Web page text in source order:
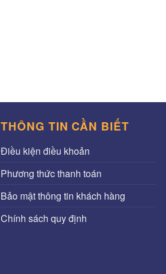
THÔNG TIN CẦN BIẾT
Điều kiện điều khoản
Phương thức thanh toán
Bảo mật thông tin khách hàng
Chính sách quy định